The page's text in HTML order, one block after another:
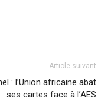
Article suivant
: l’Union africaine abat
ses cartes face à l’AES